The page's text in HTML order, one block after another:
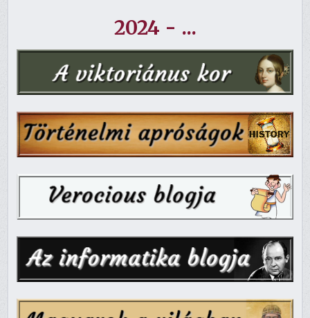
2024 - ...